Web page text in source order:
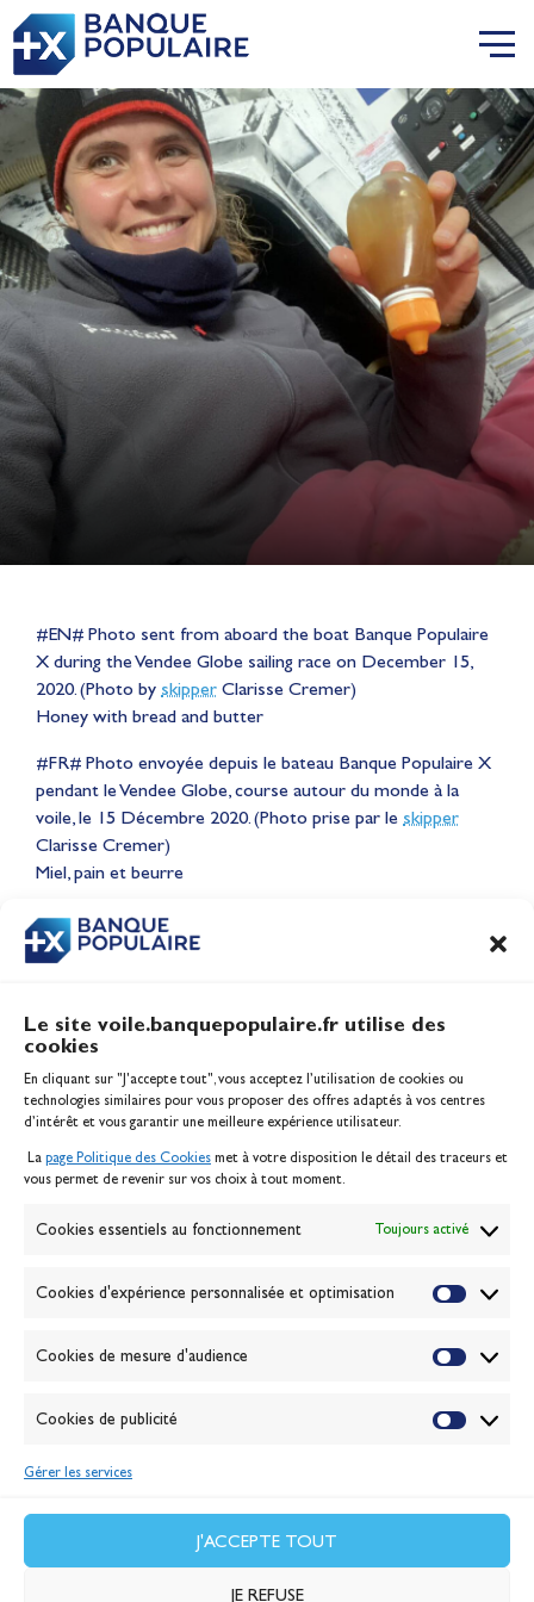
Le site voile.banquepopulaire.fr utilise des
cookies
En cliquant sur "J'accepte tout", vous acceptez l’utilisation de cookies ou
technologies similaires pour vous proposer des offres adaptés à vos centres
d’intérêt et vous garantir une meilleure expérience utilisateur.
La page Politique des Cookies met à votre disposition le détail des traceurs et
vous permet de revenir sur vos choix à tout moment.
Cookies essentiels au fonctionnement Toujours activé
Cookies d'expérience personnalisée et optimisation
Cookies de mesure d'audience
Cookies de publicité
Gérer les services
J'ACCEPTE TOUT
JE REFUSE
#EN# Photo sent from aboard the boat Banque Populaire
X during the Vendee Globe sailing race on December 15,
2020. (Photo by skipper Clarisse Cremer)
Honey with bread and butter
#FR# Photo envoyée depuis le bateau Banque Populaire X
pendant le Vendee Globe, course autour du monde à la
voile, le 15 Décembre 2020. (Photo prise par le skipper
Clarisse Cremer)
Miel, pain et beurre
CONTENU
Lauriane Nolot en or à Long
Beach, sur le plan d'eau des
Jeux Olympiques 2028
Inscription serveur média
Contact
Politique des cookies
Banque de la voile
Passion Voile TV
ABONNEZ-VOUS
J'accepte lapolitique de confidentialité